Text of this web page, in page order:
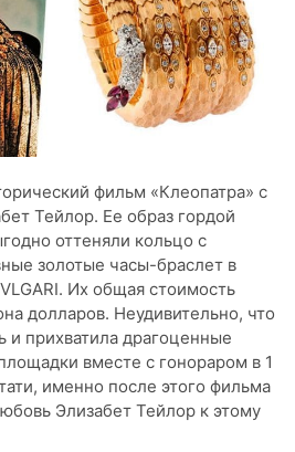
фильм «Клеопатра» с
Тейлор. Ее образ гордой
оттеняли кольцо с
золотые часы-браслет в
Их общая стоимость
долларов. Неудивительно, что
и прихватила драгоценные
вместе с гонораром в 1
именно после этого фильма
Элизабет Тейлор к этому